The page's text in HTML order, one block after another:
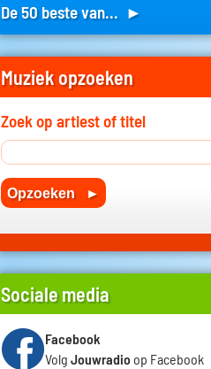
De 50 beste van... ►
Muziek opzoeken
Zoek op artiest of titel
Sociale media
Facebook
Volg Jouwradio op Facebook